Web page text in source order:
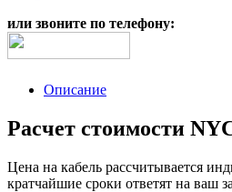
или звоните по телефону:
Описание
Расчет стоимости
Цена на кабель рассчитывается
кратчайшие сроки ответят на ваш